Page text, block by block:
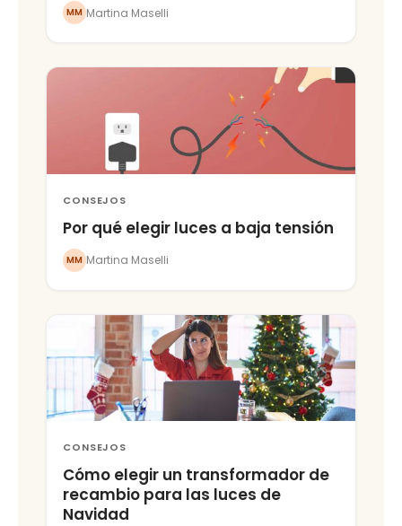
MM Martina Maselli
CONSEJOS
Por qué elegir luces a baja tensión
MM Martina Maselli
CONSEJOS
Cómo elegir un transformador de
recambio para las luces de
Navidad